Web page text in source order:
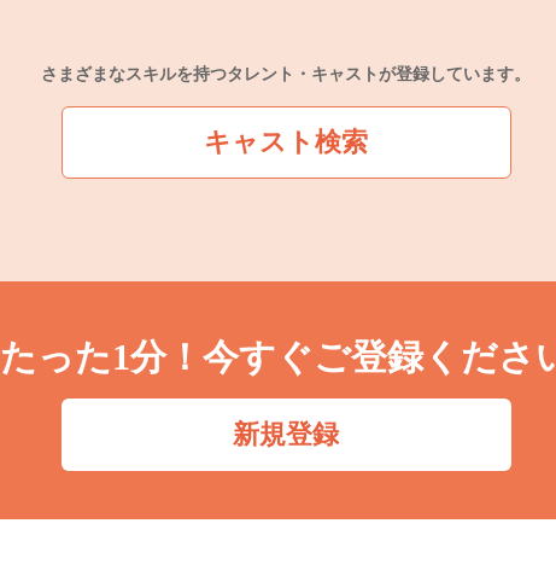
さまざまなスキルを持つタレント・キャストが登録しています。
キャスト検索
たった1分！今すぐご登録くださ
新規登録